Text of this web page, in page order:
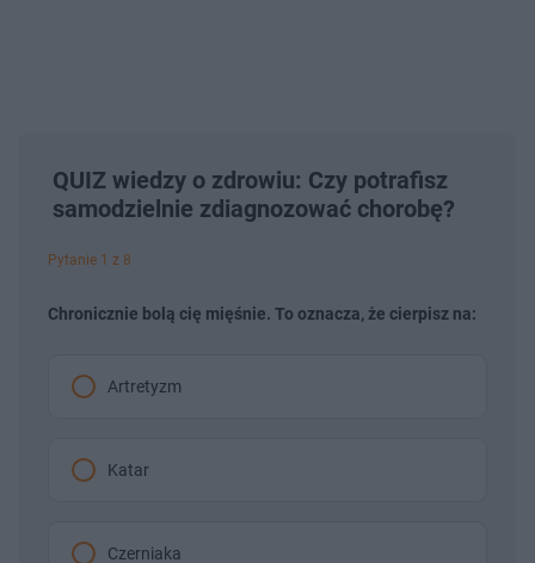
QUIZ wiedzy o zdrowiu: Czy potrafisz
samodzielnie zdiagnozować chorobę?
Pytanie 1 z 8
Chronicznie bolą cię mięśnie. To oznacza, że cierpisz na:
Artretyzm
Katar
Czerniaka